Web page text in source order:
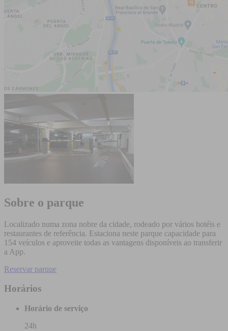
Sobre o parque
Localizado numa zona nobre da cidade, rodeado por vários hotéis e
restaurantes de referência. Estaciona neste parque capacidade para
154 veículos e aproveite todas as vantagens disponíveis ao transferir
a App.
Reservar parque
Horários
Horário de serviço
24h